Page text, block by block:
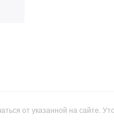
от указанной на сайте.